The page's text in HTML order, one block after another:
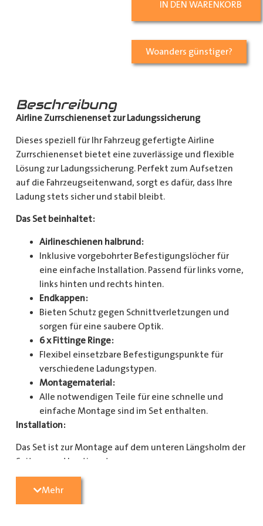
IN DEN WARENKORB
Woanders günstiger?
Beschreibung
Airline Zurrschienenset zur Ladungssicherung
Dieses speziell für Ihr Fahrzeug gefertigte Airline
Zurrschienenset bietet eine zuverlässige und flexible
Lösung zur Ladungssicherung. Perfekt zum Aufsetzen
auf die Fahrzeugseitenwand, sorgt es dafür, dass Ihre
Ladung stets sicher und stabil bleibt.
Das Set beinhaltet:
Airlineschienen halbrund:
Inklusive vorgebohrter Befestigungslöcher für
eine einfache Installation. Passend für links vorne,
links hinten und rechts hinten.
Endkappen:
Bieten Schutz gegen Schnittverletzungen und
sorgen für eine saubere Optik.
6 x Fittinge Ringe:
Flexibel einsetzbare Befestigungspunkte für
verschiedene Ladungstypen.
Montagematerial:
Alle notwendigen Teile für eine schnelle und
einfache Montage sind im Set enthalten.
Installation:
Das Set ist zur Montage auf dem unteren Längsholm der
Seitenwand bestimmt.
Mit diesem Zurrschienenset verbessern Sie die
Mehr